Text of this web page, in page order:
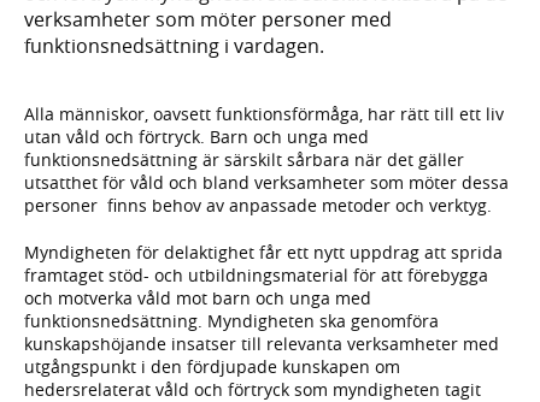
verksamheter som möter personer med
funktionsnedsättning i vardagen.
Alla människor, oavsett funktionsförmåga, har rätt till ett liv
utan våld och förtryck. Barn och unga med
funktionsnedsättning är särskilt sårbara när det gäller
utsatthet för våld och bland verksamheter som möter dessa
personer finns behov av anpassade metoder och verktyg.
Myndigheten för delaktighet får ett nytt uppdrag att sprida
framtaget stöd- och utbildningsmaterial för att förebygga
och motverka våld mot barn och unga med
funktionsnedsättning. Myndigheten ska genomföra
kunskapshöjande insatser till relevanta verksamheter med
utgångspunkt i den fördjupade kunskapen om
hedersrelaterat våld och förtryck som myndigheten tagit